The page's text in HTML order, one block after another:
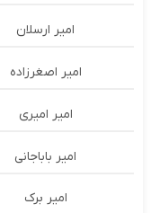
امیر ارسلان
امیر اصغرزاده
امیر امیری
امیر باباجانی
امیر برک